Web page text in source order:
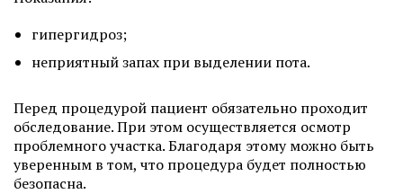
гипергидроз;
неприятный запах при выделении пота.
Перед процедурой пациент обязательно проходит
обследование. При этом осуществляется осмотр
проблемного участка. Благодаря этому можно быть
уверенным в том, что процедура будет полностью
безопасна.